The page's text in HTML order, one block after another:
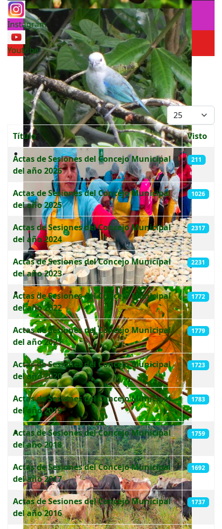
Instagram
Youtube
Cantidad a
Tabla de artículos
Título Visto
Actas de Sesiones del Concejo Municipal
del año 2026
211
Actas de Sesiones del Concejo Municipal
del año 2025
1026
Actas de Sesiones del Concejo Municipal
del año 2024
2317
Actas de Sesiones del Concejo Municipal
del año 2023
2231
Actas de Sesiones del Concejo Municipal
del año 2022
1772
Actas de Sesiones del Concejo Municipal
del año 2021
1779
Actas de Sesiones del Concejo Municipal
del año 2020
1723
Actas de Sesiones del Concejo Municipal
del año 2019
1783
Actas de Sesiones del Concejo Municipal
del año 2018
1759
Actas de Sesiones del Concejo Municipal
del año 2017
1692
Actas de Sesiones del Concejo Municipal
del año 2016
1737